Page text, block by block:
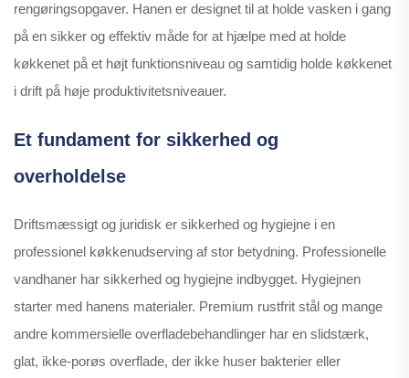
rengøringsopgaver. Hanen er designet til at holde vasken i gang
på en sikker og effektiv måde for at hjælpe med at holde
køkkenet på et højt funktionsniveau og samtidig holde køkkenet
i drift på høje produktivitetsniveauer.
Et fundament for sikkerhed og
overholdelse
Driftsmæssigt og juridisk er sikkerhed og hygiejne i en
professionel køkkenudserving af stor betydning. Professionelle
vandhaner har sikkerhed og hygiejne indbygget. Hygiejnen
starter med hanens materialer. Premium rustfrit stål og mange
andre kommersielle overfladebehandlinger har en slidstærk,
glat, ikke-porøs overflade, der ikke huser bakterier eller